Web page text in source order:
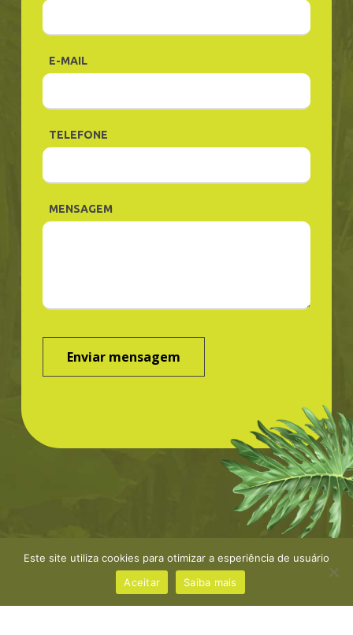
E-MAIL
TELEFONE
MENSAGEM
©Greenbond | site porNaçãoDesign |Política de
privacidade
Este site utiliza cookies para otimizar a esperiência de usuário
Aceitar
Saiba mais